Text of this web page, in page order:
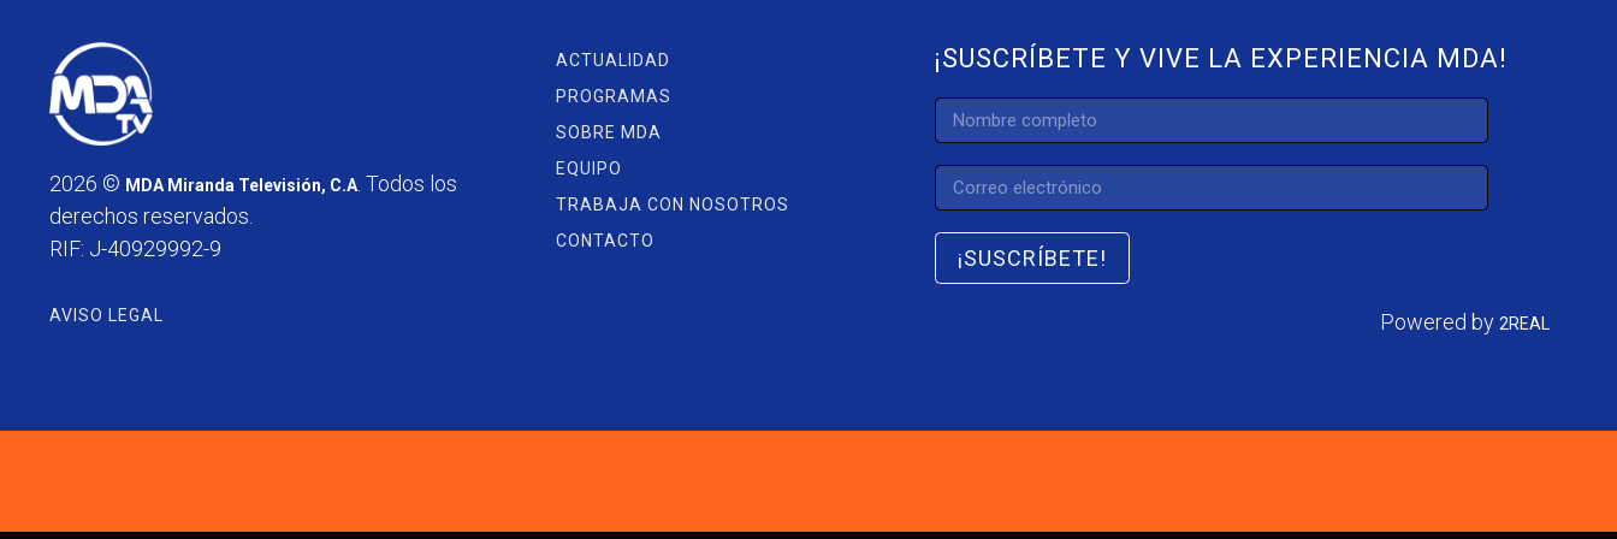
2026 © MDA Miranda Televisión, C.A . Todos los
derechos reservados.
RIF: J-40929992-9
AVISO LEGAL
ACTUALIDAD
PROGRAMAS
SOBRE MDA
EQUIPO
TRABAJA CON NOSOTROS
CONTACTO
¡SUSCRÍBETE Y VIVE LA EXPERIENCIA MDA!
¡SUSCRÍBETE!
Powered by 2REAL